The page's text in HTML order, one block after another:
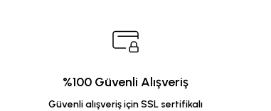
%100 Güvenli Alışveriş
Güvenli alışveriş için SSL sertifikalı